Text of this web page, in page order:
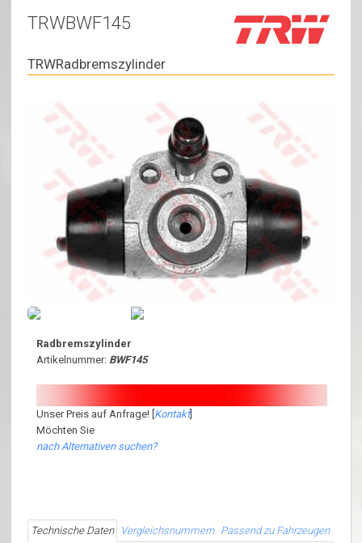
TRWBWF145
TRWRadbremszylinder
Radbremszylinder
Artikelnummer: BWF145
Unser Preis auf Anfrage! [Kontakt]
Möchten Sie
nach Alternativen suchen?
Technische Daten Vergleichsnummern Passend zu Fahrzeugen